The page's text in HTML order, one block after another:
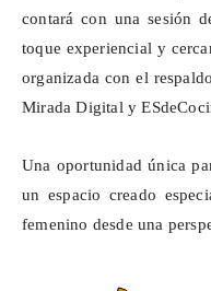
contará con una sesión
toque experiencial y
organizada con el
Mirada Digital y
Una oportunidad única
un espacio creado
femenino desde una